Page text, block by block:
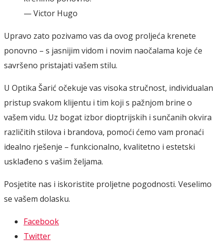
— Victor Hugo
Upravo zato pozivamo vas da ovog proljeća krenete
ponovno – s jasnijim vidom i novim naočalama koje će
savršeno pristajati vašem stilu.
U Optika Šarić očekuje vas visoka stručnost, individualan
pristup svakom klijentu i tim koji s pažnjom brine o
vašem vidu. Uz bogat izbor dioptrijskih i sunčanih okvira
različitih stilova i brandova, pomoći ćemo vam pronaći
idealno rješenje – funkcionalno, kvalitetno i estetski
usklađeno s vašim željama.
Posjetite nas i iskoristite proljetne pogodnosti. Veselimo
se vašem dolasku.
Facebook
Twitter